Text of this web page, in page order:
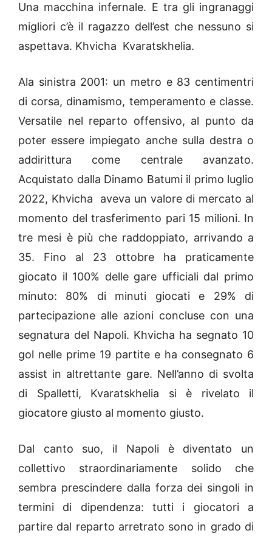
Una macchina infernale. E tra gli ingranaggi
migliori c’è il ragazzo dell’est che nessuno si
aspettava. Khvicha Kvaratskhelia.
Ala sinistra 2001: un metro e 83 centimentri
di corsa, dinamismo, temperamento e classe.
Versatile nel reparto offensivo, al punto da
poter essere impiegato anche sulla destra o
addirittura come centrale avanzato.
Acquistato dalla Dinamo Batumi il primo luglio
2022, Khvicha aveva un valore di mercato al
momento del trasferimento pari 15 milioni. In
tre mesi è più che raddoppiato, arrivando a
35. Fino al 23 ottobre ha praticamente
giocato il 100% delle gare ufficiali dal primo
minuto: 80% di minuti giocati e 29% di
partecipazione alle azioni concluse con una
segnatura del Napoli. Khvicha ha segnato 10
gol nelle prime 19 partite e ha consegnato 6
assist in altrettante gare. Nell’anno di svolta
di Spalletti, Kvaratskhelia si è rivelato il
giocatore giusto al momento giusto.
Dal canto suo, il Napoli è diventato un
collettivo straordinariamente solido che
sembra prescindere dalla forza dei singoli in
termini di dipendenza: tutti i giocatori a
partire dal reparto arretrato sono in grado di